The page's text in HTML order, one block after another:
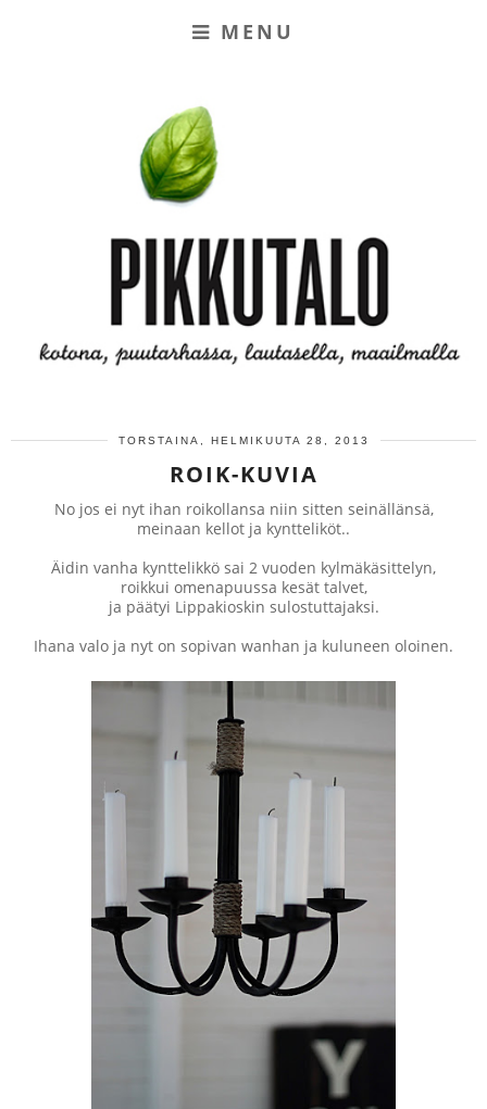
MENU
TORSTAINA, HELMIKUUTA 28, 2013
ROIK-KUVIA
No jos ei nyt ihan roikollansa niin sitten seinällänsä,
meinaan kellot ja kyntteliköt..
Äidin vanha kynttelikkö sai 2 vuoden kylmäkäsittelyn,
roikkui omenapuussa kesät talvet,
ja päätyi Lippakioskin sulostuttajaksi.
Ihana valo ja nyt on sopivan wanhan ja kuluneen oloinen.